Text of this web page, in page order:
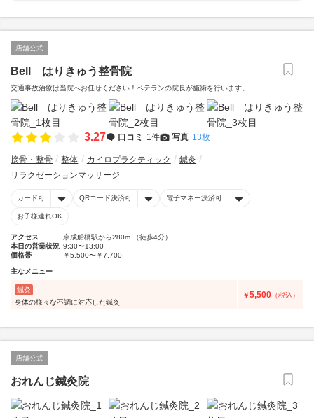
店舗公式
Bell はりきゅう整骨院
交通事故治療は当院へお任せください！ベテランの院長が施術を行います。
3.27 口コミ 1件 写真 13枚
接骨・整骨 整体 カイロプラクティック
鍼灸
リラクゼーションマッサージ
カード可 QRコード決済可 電子マネー決済可
お子様連れOK
アクセス
京成船橋駅から280m （徒歩4分）
本日の営業状況 9:30〜13:00
価格帯
￥5,500〜￥7,700
主なメニュー
鍼灸
身体の様々な不調に対応した鍼灸
￥5,500 （税込）
店舗公式
おれんじ鍼灸院